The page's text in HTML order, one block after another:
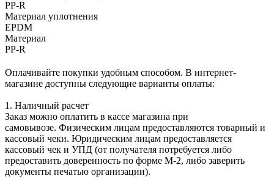
PP-R
Материал уплотнения
EPDM
Материал
PP-R
Оплачивайте покупки удобным способом. В интернет-
магазине доступны следующие варианты оплаты:
1. Наличный расчет
Заказ можно оплатить в кассе магазина при
самовывозе. Физическим лицам предоставляются товарный и
кассовый чеки. Юридическим лицам предоставляется
кассовый чек и УПД (от получателя потребуется либо
предоставить доверенность по форме М-2, либо заверить
документы печатью организации).